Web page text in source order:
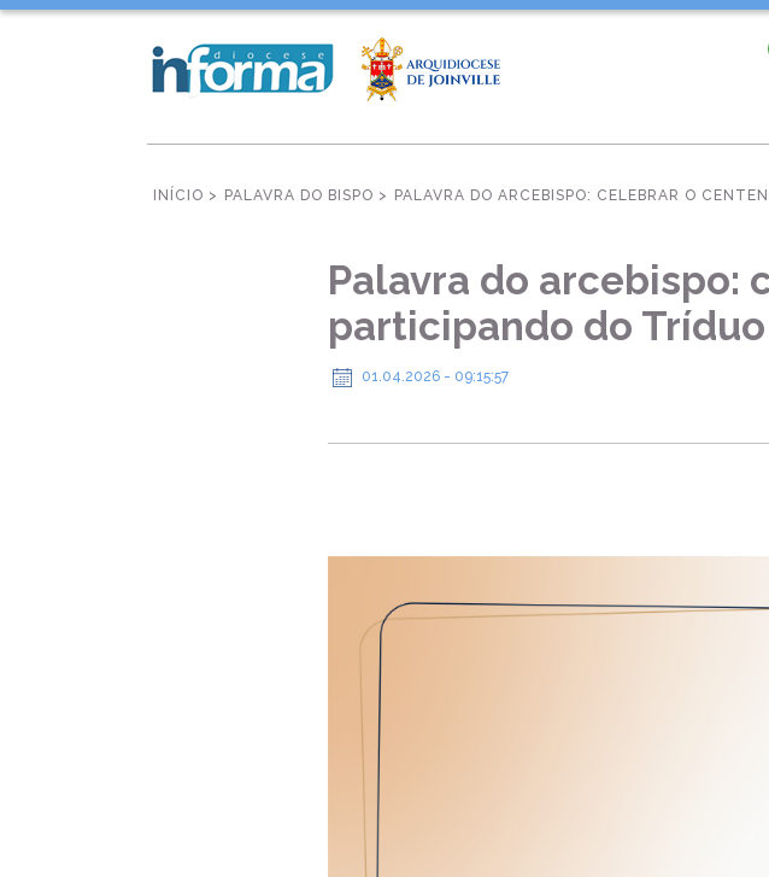
INÍCIO > PALAVRA DO BISPO > PALAVRA DO ARCEBISPO: CELEBRAR O
Palavra do arcebispo:
participando do
01.04.2026 - 09:15:57